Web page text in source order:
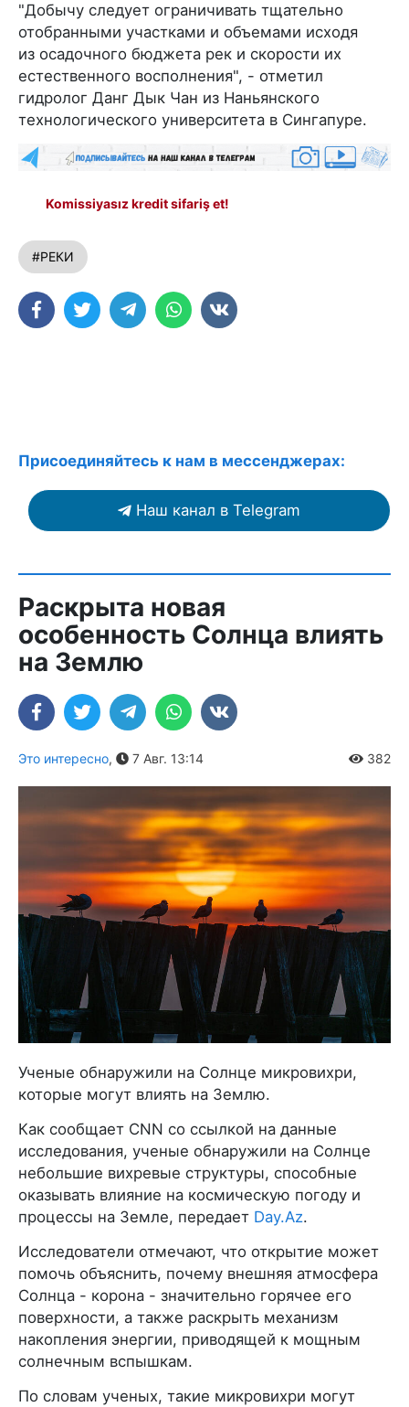
"Добычу следует ограничивать тщательно
отобранными участками и объемами исходя
из осадочного бюджета рек и скорости их
естественного восполнения", - отметил
гидролог Данг Дык Чан из Наньянского
технологического университета в Сингапуре.
Komissiyasız kredit sifariş et!
#РЕКИ
Присоединяйтесь к нам в мессенджерах:
Наш канал в Telegram
Раскрыта новая
особенность Солнца влиять
на Землю
Это интересно, 7 Авг. 13:14 382
Ученые обнаружили на Солнце микровихри,
которые могут влиять на Землю.
Как сообщает CNN со ссылкой на данные
исследования, ученые обнаружили на Солнце
небольшие вихревые структуры, способные
оказывать влияние на космическую погоду и
процессы на Земле, передает Day.Az.
Исследователи отмечают, что открытие может
помочь объяснить, почему внешняя атмосфера
Солнца - корона - значительно горячее его
поверхности, а также раскрыть механизм
накопления энергии, приводящей к мощным
солнечным вспышкам.
По словам ученых, такие микровихри могут